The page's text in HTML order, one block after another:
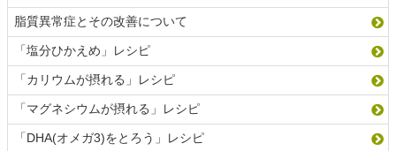
脂質異常症とその改善について
「塩分ひかえめ」レシピ
「カリウムが摂れる」レシピ
「マグネシウムが摂れる」レシピ
「DHA(オメガ3)をとろう」レシピ